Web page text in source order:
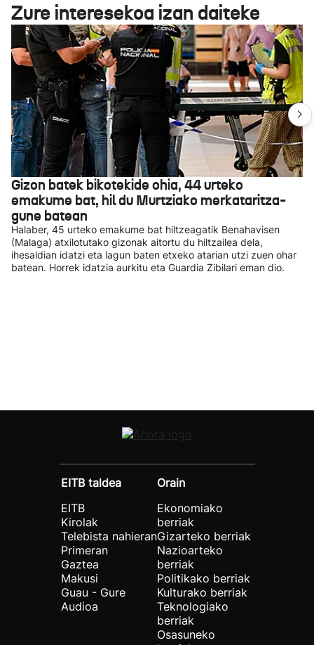
Zure interesekoa izan daiteke
Gizon batek bikotekide ohia, 44 urteko
emakume bat, hil du Murtziako merkataritza-
gune batean
Halaber, 45 urteko emakume bat hiltzeagatik Benahavisen
(Malaga) atxilotutako gizonak aitortu du hiltzailea dela,
ihesaldian idatzi eta lagun baten etxeko atarian utzi zuen ohar
batean. Horrek idatzia aurkitu eta Guardia Zibilari eman dio.
EITB taldea
EITB
Kirolak
Telebista nahieran
Primeran
Gaztea
Makusi
Guau - Gure
Audioa
Orain
Ekonomiako
berriak
Gizarteko berriak
Nazioarteko
berriak
Politikako berriak
Kulturako berriak
Teknologiako
berriak
Osasuneko